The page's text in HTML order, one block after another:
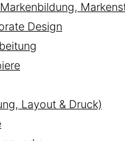
Design
Layout & Druck)